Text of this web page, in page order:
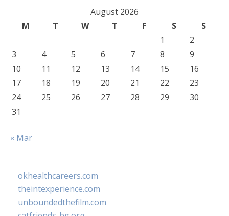
August 2026
M
T W T F S
S
1
2
3
4 5 6 7 8
9
10
11 12 13 14 15
16
17
18 19 20 21 22
23
24
25 26 27 28 29
30
31
« Mar
okhealthcareers.com
theintexperience.com
unboundedthefilm.com